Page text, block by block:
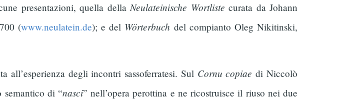
presentazioni, quella dellaNeulateinische Wortliste curata da Johann
(www.neulatein.de); e del Wörterbuch del compianto Oleg Nikitinski,
degli incontri sassoferratesi. Sul Cornu copiae di Niccolò
semantico di “nasci” nell’opera perottina e ne ricostruisce il riuso nei due